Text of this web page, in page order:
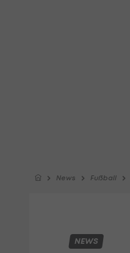
News Fußball
NEWS